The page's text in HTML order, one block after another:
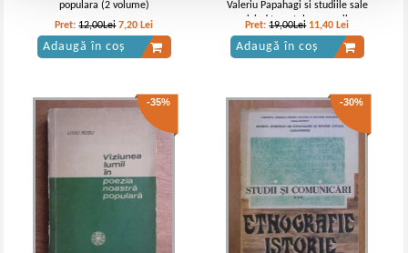
populara (2 volume)
Pret:12,00Lei 7,20 Lei
Adaugă în coș
Valeriu Papahagi si studiile sale
privind trecutul aromanilor
Pret:19,00Lei 11,40 Lei
Adaugă în coș
-35% -30%